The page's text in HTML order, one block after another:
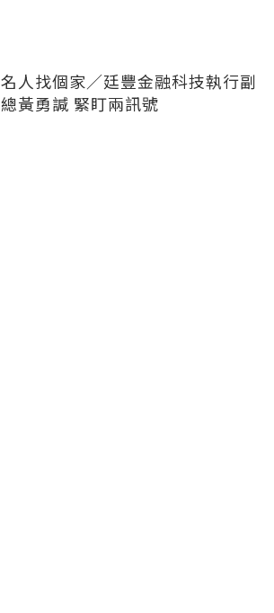
名人找個家／廷豐金融科技執行副
總黃勇諴 緊盯兩訊號